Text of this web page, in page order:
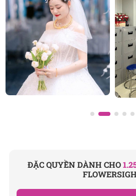
Địa chỉ: 120B Huỳnh Văn Bánh,
TP.HCM
Hotline: 093 407 2575
E-mail:info@flowersight.com
Website:https://flowersight.com/
ĐẶC QUYỀN DÀNH CHO